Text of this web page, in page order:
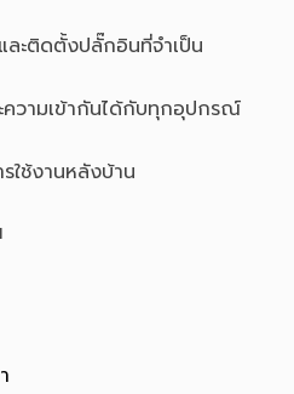
ละติดตั้งปลั๊กอินที่จำเป็น
ความเข้ากันได้กับทุกอุปกรณ์
ใช้งานหลังบ้าน